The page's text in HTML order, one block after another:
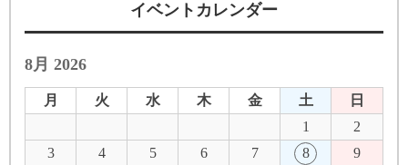
イベントカレンダー
8月 2026
月 火 水 木 金 土
日
1
2
3
4 5 6 7 8
9